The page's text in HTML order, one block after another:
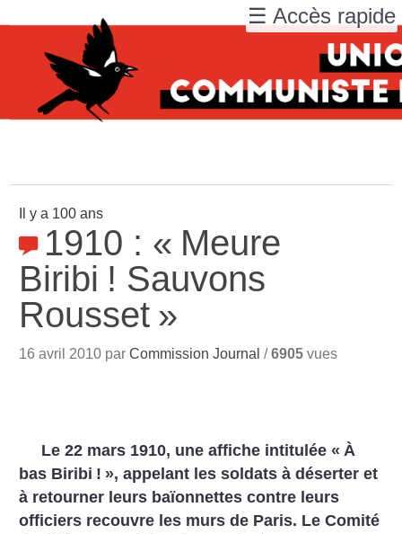
Il y a 100 ans
1910 : « Meure
Biribi ! Sauvons
Rousset »
16 avril 2010 parCommission Journal /6905 vues
Le 22 mars 1910, une affiche intitulée « À
bas Biribi ! », appelant les soldats à déserter et
à retourner leurs baïonnettes contre leurs
officiers recouvre les murs de Paris. Le Comité
☰ Accès rapide